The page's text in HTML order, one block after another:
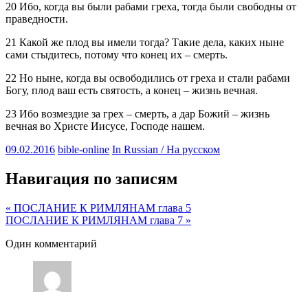
20 Ибо, когда вы были рабами греха, тогда были свободны от
праведности.
21 Какой же плод вы имели тогда? Такие дела, каких ныне
сами стыдитесь, потому что конец их – смерть.
22 Но ныне, когда вы освободились от греха и стали рабами
Богу, плод ваш есть святость, а конец – жизнь вечная.
23 Ибо возмездие за грех – смерть, а дар Божий – жизнь
вечная во Христе Иисусе, Господе нашем.
09.02.2016 bible-online In Russian / На русском
Навигация по записям
« ПОСЛАНИЕ К РИМЛЯНАМ глава 5
ПОСЛАНИЕ К РИМЛЯНАМ глава 7 »
Один комментарий